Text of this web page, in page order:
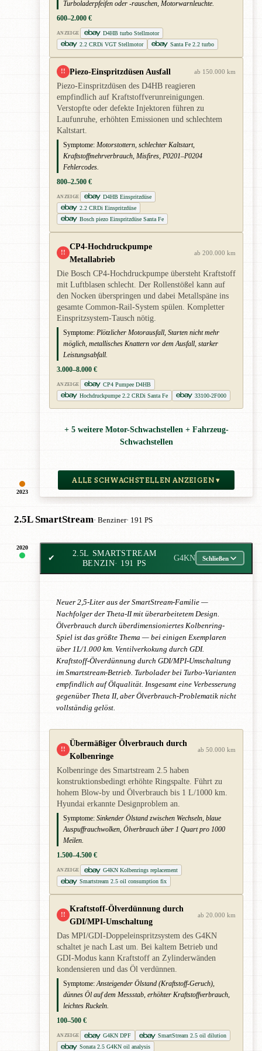
2023
Turboladerpfeifen oder -rauschen, Motorwarnleuchte.
600–2.000 €
ANZEIGE
D4HB turbo Stellmotor
2.2 CRDi VGT Stellmotor
Santa Fe 2.2 turbo
!! Piezo-Einspritzdüsen Ausfall ab 150.000 km
Piezo-Einspritzdüsen des D4HB reagieren
empfindlich auf Kraftstoffverunreinigungen.
Verstopfte oder defekte Injektoren führen zu
Laufunruhe, erhöhten Emissionen und schlechtem
Kaltstart.
Symptome: Motorstottern, schlechter Kaltstart,
Kraftstoffmehrverbrauch, Misfires, P0201–P0204
Fehlercodes.
800–2.500 €
ANZEIGE
D4HB Einspritzdüse
2.2 CRDi Einspritzdüse
Bosch piezo Einspritzdüse Santa Fe
!!
CP4-Hochdruckpumpe
Metallabrieb
ab 200.000 km
Die Bosch CP4-Hochdruckpumpe übersteht Kraftstoff
mit Luftblasen schlecht. Der Rollenstößel kann auf
den Nocken überspringen und dabei Metallspäne ins
gesamte Common-Rail-System spülen. Kompletter
Einspritzsystem-Tausch nötig.
Symptome: Plötzlicher Motorausfall, Starten nicht mehr
möglich, metallisches Knattern vor dem Ausfall, starker
Leistungsabfall.
3.000–8.000 €
ANZEIGE
CP4 Pumpee D4HB
Hochdruckpumpe 2.2 CRDi Santa Fe
33100-2F000
+ 5 weitere Motor-Schwachstellen + Fahrzeug-
Schwachstellen
ALLE SCHWACHSTELLEN ANZEIGEN ▾
2.5L SmartStream· Benziner· 191 PS
2020
✔
2.5L SMARTSTREAM
BENZIN· 191 PS
G4KN Schließen
Neuer 2,5-Liter aus der SmartStream-Familie —
Nachfolger der Theta-II mit überarbeitetem Design.
Ölverbrauch durch überdimensioniertes Kolbenring-
Spiel ist das größte Thema — bei einigen Exemplaren
über 1L/1.000 km. Ventilverkokung durch GDI.
Kraftstoff-Ölverdünnung durch GDI/MPI-Umschaltung
im Smartstream-Betrieb. Turbolader bei Turbo-Varianten
empfindlich auf Ölqualität. Insgesamt eine Verbesserung
gegenüber Theta II, aber Ölverbrauch-Problematik nicht
vollständig gelöst.
!!
Übermäßiger Ölverbrauch durch
Kolbenringe
ab 50.000 km
Kolbenringe des Smartstream 2.5 haben
konstruktionsbedingt erhöhte Ringspalte. Führt zu
hohem Blow-by und Ölverbrauch bis 1 L/1000 km.
Hyundai erkannte Designproblem an.
Symptome: Sinkender Ölstand zwischen Wechseln, blaue
Auspuffrauchwolken, Ölverbrauch über 1 Quart pro 1000
Meilen.
1.500–4.500 €
ANZEIGE
G4KN Kolbenrings replacement
Smartstream 2.5 oil consumption fix
!!
Kraftstoff-Ölverdünnung durch
GDI/MPI-Umschaltung
ab 20.000 km
Das MPI/GDI-Doppeleinspritzsystem des G4KN
schaltet je nach Last um. Bei kaltem Betrieb und
GDI-Modus kann Kraftstoff an Zylinderwänden
kondensieren und das Öl verdünnen.
Symptome: Ansteigender Ölstand (Kraftstoff-Geruch),
dünnes Öl auf dem Messstab, erhöhter Kraftstoffverbrauch,
leichtes Ruckeln.
100–500 €
ANZEIGE G4KN DPF
SmartStream 2.5 oil dilution
Sonata 2.5 G4KN oil analysis